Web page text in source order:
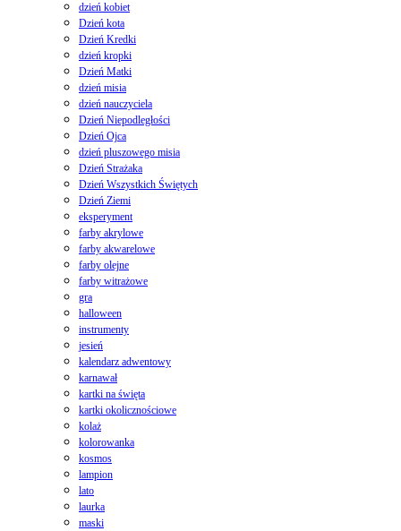
dzień kobiet
Dzień kota
Dzień Kredki
dzień kropki
Dzień Matki
dzień misia
dzień nauczyciela
Dzień Niepodległości
Dzień Ojca
dzień pluszowego misia
Dzień Strażaka
Dzień Wszystkich Świętych
Dzień Ziemi
eksperyment
farby akrylowe
farby akwarelowe
farby olejne
farby witrażowe
gra
halloween
instrumenty
jesień
kalendarz adwentowy
karnawał
kartki na święta
kartki okolicznościowe
kolaż
kolorowanka
kosmos
lampion
lato
laurka
maski